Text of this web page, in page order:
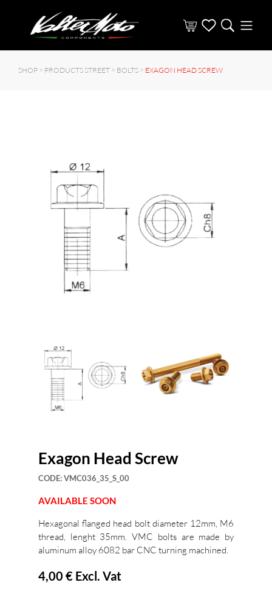
SHOP > PRODUCTS STREET > BOLTS > EXAGON HEAD SCREW
Exagon Head Screw
CODE:VMC036_35_S_00
AVAILABLE SOON
Hexagonal flanged head bolt diameter 12mm, M6
thread, lenght 35mm. VMC bolts are made by
aluminum alloy 6082 bar CNC turning machined.
4,00 € Excl. Vat